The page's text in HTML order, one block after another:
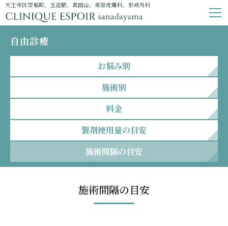
天王寺区空堀町、玉造駅、真田山、美容皮膚科、形成外科
自由診療
お悩み別
施術別
料金
製剤使用量の目安
施術間隔の目安
施術間隔の目安